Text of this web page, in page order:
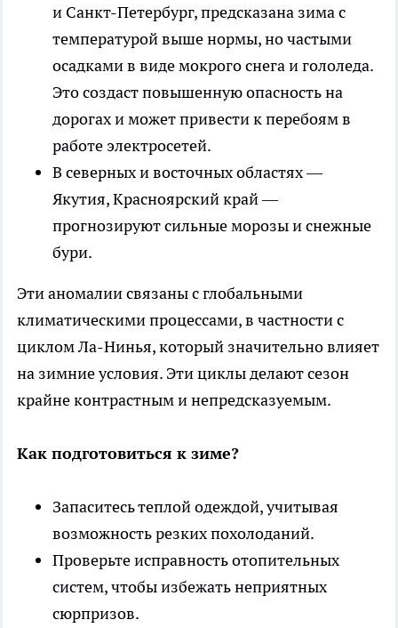
и Санкт-Петербург, предсказана зима с
температурой выше нормы, но частыми
осадками в виде мокрого снега и гололеда.
Это создаст повышенную опасность на
дорогах и может привести к перебоям в
работе электросетей.
В северных и восточных областях —
Якутия, Красноярский край —
прогнозируют сильные морозы и снежные
бури.
Эти аномалии связаны с глобальными
климатическими процессами, в частности с
циклом Ла-Нинья , который значительно влияет
на зимние условия. Эти циклы делают сезон
крайне контрастным и непредсказуемым.
Как подготовиться к зиме?
Запаситесь теплой одеждой, учитывая
возможность резких похолоданий.
Проверьте исправность отопительных
систем, чтобы избежать неприятных
сюрпризов.